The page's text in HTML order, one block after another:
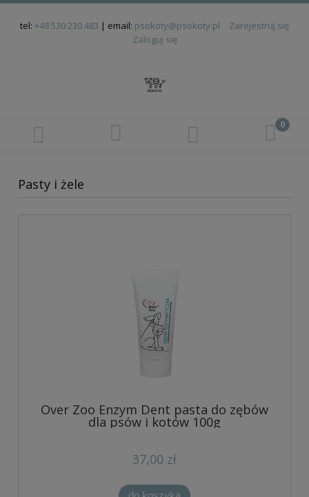
tel: +48 530 230 483 | email: psokoty@psokoty.pl
Zarejestruj się
Zaloguj się
Pasty i żele
Over Zoo Enzym Dent pasta do zębów
dla psów i kotów 100g
37,00 zł